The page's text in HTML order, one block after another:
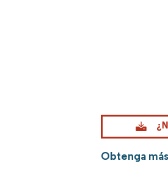
Obtenga